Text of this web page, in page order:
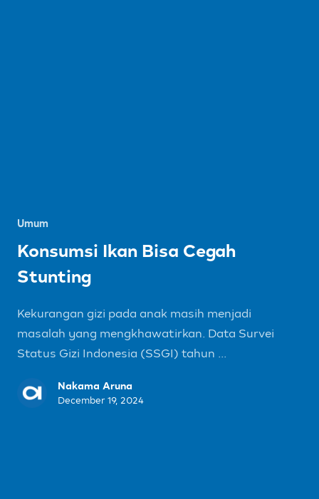
Umum
Konsumsi Ikan Bisa Cegah
Stunting
Kekurangan gizi pada anak masih menjadi
masalah yang mengkhawatirkan. Data Survei
Status Gizi Indonesia (SSGI) tahun ...
Nakama Aruna
December 19, 2024